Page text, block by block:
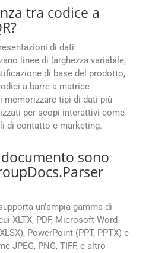
tra codice a
di dati
linee di larghezza variabile,
di base del prodotto,
a barre a matrice
memorizzare tipi di dati più
per scopi interattivi come
di contatto e marketing.
sono
un’ampia gamma di
XLTX, PDF, Microsoft Word
PowerPoint (PPT, PPTX) e
JPEG, PNG, TIFF, e altro